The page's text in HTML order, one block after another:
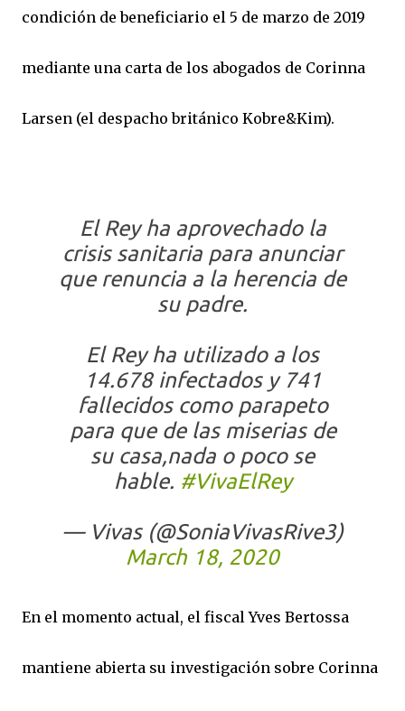
condición de beneficiario el 5 de marzo de 2019
mediante una carta de los abogados de Corinna
Larsen (el despacho británico Kobre&Kim).
El Rey ha aprovechado la
crisis sanitaria para anunciar
que renuncia a la herencia de
su padre.
El Rey ha utilizado a los
14.678 infectados y 741
fallecidos como parapeto
para que de las miserias de
su casa,nada o poco se
hable. #VivaElRey
— Vivas (@SoniaVivasRive3)
March 18, 2020
En el momento actual, el fiscal Yves Bertossa
mantiene abierta su investigación sobre Corinna